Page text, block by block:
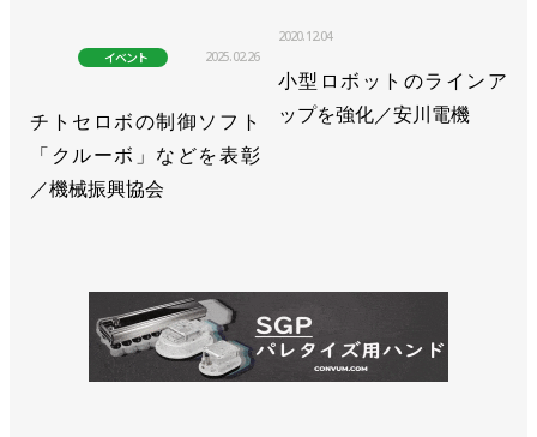
イベント 2025.02.26
チトセロボの制御ソフト
「クルーボ」などを表彰
／機械振興協会
2020.12.04
小型ロボットのラインア
ップを強化／安川電機